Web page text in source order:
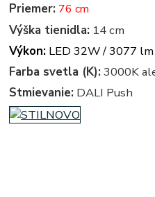
Priemer: 76 cm
Výška tienidla: 14 cm
Výkon: LED 32W / 3077
Farba svetla (K): 3000K
Stmievanie: DALI Push